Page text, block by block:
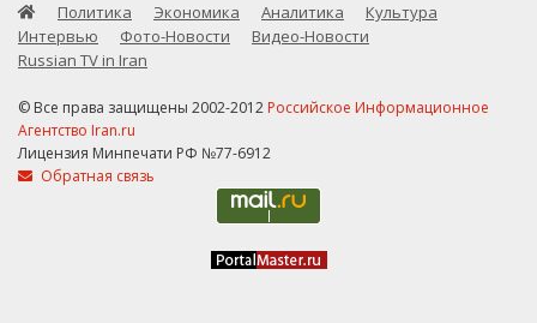
Политика Экономика Аналитика
Культура
Интервью
Фото-Новости
Видео-Новости
Russian TV in Iran
© Все права защищены 2002-2012 Российское Информационное
Агентство Iran.ru
Лицензия Минпечати РФ №77-6912
Обратная связь